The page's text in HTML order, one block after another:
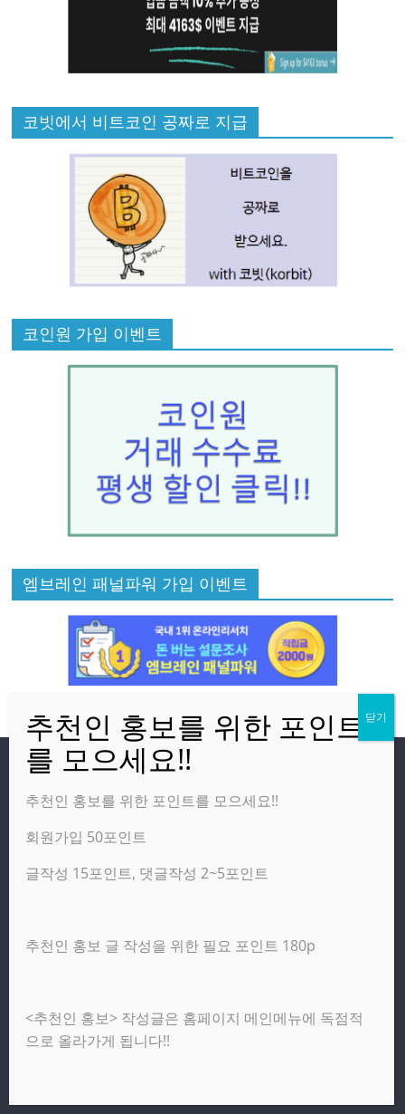
코빗에서 비트코인 공짜로 지급
코인원 가입 이벤트
엠브레인 패널파워 가입 이벤트
방문자
온라인 방문자:1
오늘의 조회수:259
광고 제휴 홍보 일반 문의 : apptechgo@naver.com
Copyright © 2026
추천인 홍보를 위한 포인트를 모으세요!!
회원가입 50포인트
글작성 15포인트, 댓글작성 2~5포인트
추천인 홍보 글 작성을 위한 필요 포인트 180p
<추천인 홍보> 작성글은 홈페이지 메인메뉴에 독점적
으로 올라가게 됩니다!!